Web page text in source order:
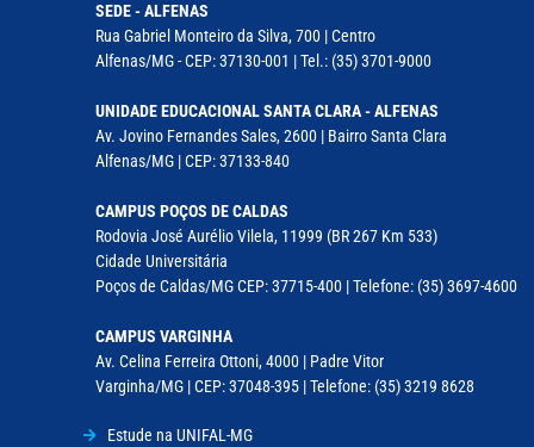
SEDE - ALFENAS
Rua Gabriel Monteiro da Silva, 700 | Centro
Alfenas/MG - CEP: 37130-001 | Tel.: (35) 3701-9000
UNIDADE EDUCACIONAL SANTA CLARA - ALFENAS
Av. Jovino Fernandes Sales, 2600 | Bairro Santa Clara
Alfenas/MG | CEP: 37133-840
CAMPUS POÇOS DE CALDAS
Rodovia José Aurélio Vilela, 11999 (BR 267 Km 533)
Cidade Universitária
Poços de Caldas/MG CEP: 37715-400 | Telefone: (35) 3697-4600
CAMPUS VARGINHA
Av. Celina Ferreira Ottoni, 4000 | Padre Vitor
Varginha/MG | CEP: 37048-395 | Telefone: (35) 3219 8628
Estude na UNIFAL-MG